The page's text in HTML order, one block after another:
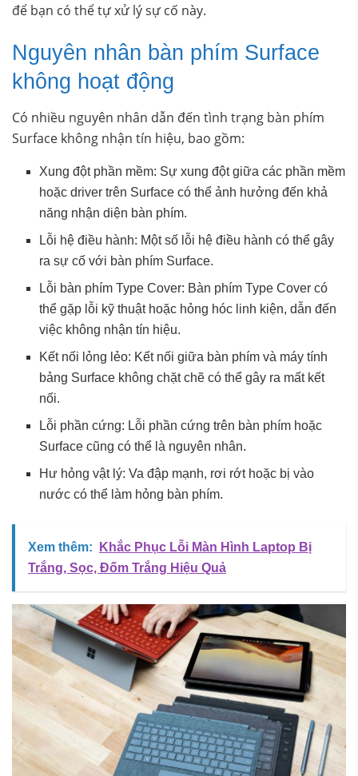
để bạn có thể tự xử lý sự cố này.
Nguyên nhân bàn phím Surface
không hoạt động
Có nhiều nguyên nhân dẫn đến tình trạng bàn phím
Surface không nhận tín hiệu, bao gồm:
Xung đột phần mềm: Sự xung đột giữa các phần mềm
hoặc driver trên Surface có thể ảnh hưởng đến khả
năng nhận diện bàn phím.
Lỗi hệ điều hành: Một số lỗi hệ điều hành có thể gây
ra sự cố với bàn phím Surface.
Lỗi bàn phím Type Cover: Bàn phím Type Cover có
thể gặp lỗi kỹ thuật hoặc hỏng hóc linh kiện, dẫn đến
việc không nhận tín hiệu.
Kết nối lỏng lẻo: Kết nối giữa bàn phím và máy tính
bảng Surface không chặt chẽ có thể gây ra mất kết
nối.
Lỗi phần cứng: Lỗi phần cứng trên bàn phím hoặc
Surface cũng có thể là nguyên nhân.
Hư hỏng vật lý: Va đập mạnh, rơi rớt hoặc bị vào
nước có thể làm hỏng bàn phím.
Xem thêm:
Khắc Phục Lỗi Màn Hình Laptop Bị
Trắng, Sọc, Đốm Trắng Hiệu Quả